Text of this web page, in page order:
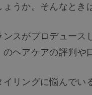
ょうか。そんなと
スがプロデュー
のヘアケアの評判
リングに悩んで